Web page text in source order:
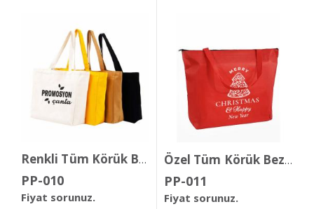
Renkli Tüm Körük Bez Çanta
PP-010
Fiyat sorunuz.
Özel Tüm Körük Bez Çanta
PP-011
Fiyat sorunuz.